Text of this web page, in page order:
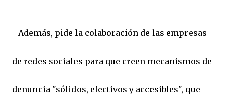
Además, pide la colaboración de las empresas
de redes sociales para que creen mecanismos de
denuncia "sólidos, efectivos y accesibles", que